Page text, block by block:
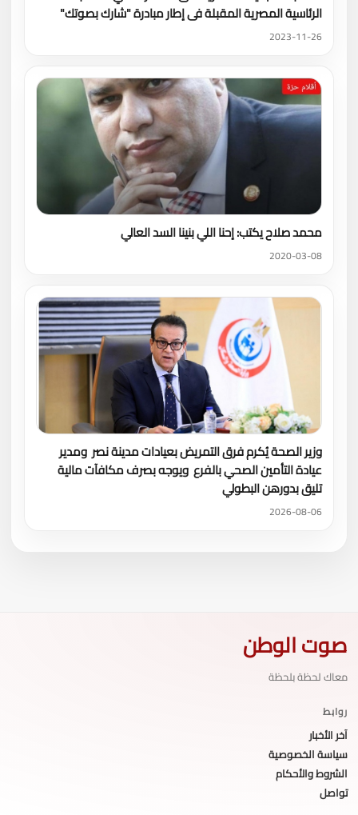
الرئاسية المصرية المقبلة فى إطار مبادرة "شارك بصوتك"
2023-11-26
محمد صلاح يكتب: إحنا اللي بنينا السد العالي
2020-03-08
وزير الصحة يُكرم فرق التمريض بعيادات مدينة نصر ومدير
عيادة التأمين الصحي بالفرع ويوجه بصرف مكافآت مالية
تليق بدورهن البطولي
2026-08-06
صوت الوطن
معاك لحظة بلحظة
روابط
آخر الأخبار
سياسة الخصوصية
الشروط والأحكام
تواصل